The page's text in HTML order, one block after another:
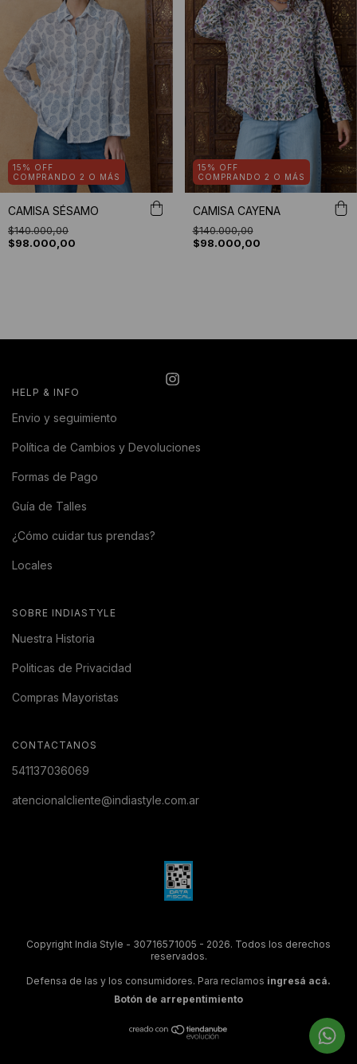
15% OFF
COMPRANDO 2 O MÁS
CAMISA SÉSAMO
$140.000,00
$98.000,00
15% OFF
COMPRANDO 2 O MÁS
CAMISA CAYENA
$140.000,00
$98.000,00
HELP & INFO
Envio y seguimiento
Política de Cambios y Devoluciones
Formas de Pago
Guía de Talles
¿Cómo cuidar tus prendas?
Locales
SOBRE INDIASTYLE
Nuestra Historia
Politicas de Privacidad
Compras Mayoristas
CONTACTANOS
541137036069
atencionalcliente@indiastyle.com.ar
Copyright India Style - 30716571005 - 2026. Todos los derechos
reservados.
Defensa de las y los consumidores. Para reclamos ingresá acá.
Botón de arrepentimiento